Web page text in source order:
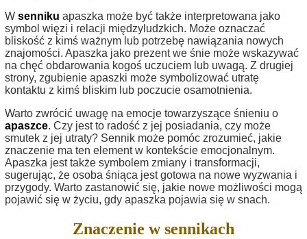
W senniku apaszka może być także interpretowana jako
symbol więzi i relacji międzyludzkich. Może oznaczać
bliskość z kimś ważnym lub potrzebę nawiązania nowych
znajomości. Apaszka jako prezent we śnie może wskazywać
na chęć obdarowania kogoś uczuciem lub uwagą. Z drugiej
strony, zgubienie apaszki może symbolizować utratę
kontaktu z kimś bliskim lub poczucie osamotnienia.
Warto zwrócić uwagę na emocje towarzyszące śnieniu o
apaszce. Czy jest to radość z jej posiadania, czy może
smutek z jej utraty? Sennik może pomóc zrozumieć, jakie
znaczenie ma ten element w kontekście emocjonalnym.
Apaszka jest także symbolem zmiany i transformacji,
sugerując, że osoba śniąca jest gotowa na nowe wyzwania i
przygody. Warto zastanowić się, jakie nowe możliwości mogą
pojawić się w życiu, gdy apaszka pojawia się w snach.
Znaczenie w sennikach